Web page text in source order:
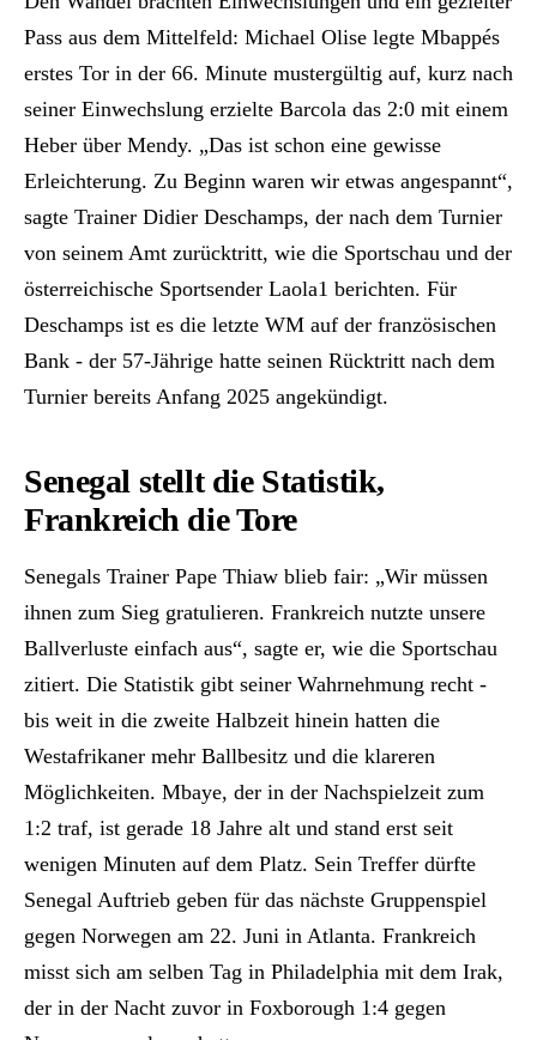
Pass aus dem Mittelfeld: Michael Olise legte Mbappés
erstes Tor in der 66. Minute mustergültig auf, kurz nach
seiner Einwechslung erzielte Barcola das 2:0 mit einem
Heber über Mendy. „Das ist schon eine gewisse
Erleichterung. Zu Beginn waren wir etwas angespannt“,
sagte Trainer Didier Deschamps, der nach dem Turnier
von seinem Amt zurücktritt, wie die Sportschau und der
österreichische Sportsender Laola1 berichten. Für
Deschamps ist es die letzte WM auf der französischen
Bank - der 57-Jährige hatte seinen Rücktritt nach dem
Turnier bereits Anfang 2025 angekündigt.
Senegal stellt die Statistik,
Frankreich die Tore
Senegals Trainer Pape Thiaw blieb fair: „Wir müssen
ihnen zum Sieg gratulieren. Frankreich nutzte unsere
Ballverluste einfach aus“, sagte er, wie die Sportschau
zitiert. Die Statistik gibt seiner Wahrnehmung recht -
bis weit in die zweite Halbzeit hinein hatten die
Westafrikaner mehr Ballbesitz und die klareren
Möglichkeiten. Mbaye, der in der Nachspielzeit zum
1:2 traf, ist gerade 18 Jahre alt und stand erst seit
wenigen Minuten auf dem Platz. Sein Treffer dürfte
Senegal Auftrieb geben für das nächste Gruppenspiel
gegen Norwegen am 22. Juni in Atlanta. Frankreich
misst sich am selben Tag in Philadelphia mit dem Irak,
der in der Nacht zuvor in Foxborough 1:4 gegen